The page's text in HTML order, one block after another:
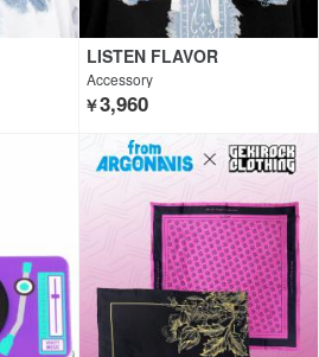
LISTEN FLAVOR
Accessory
￥3,960